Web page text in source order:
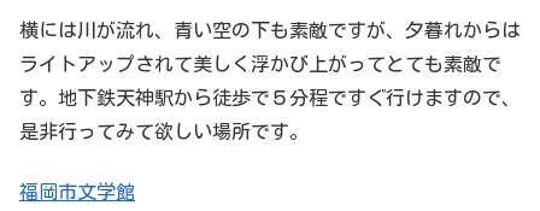
横には川が流れ、青い空の下も素敵ですが、夕暮れからは
ライトアップされて美しく浮かび上がってとても素敵で
す。地下鉄天神駅から徒歩で５分程ですぐ行けますので、
是非行ってみて欲しい場所です。
福岡市文学館